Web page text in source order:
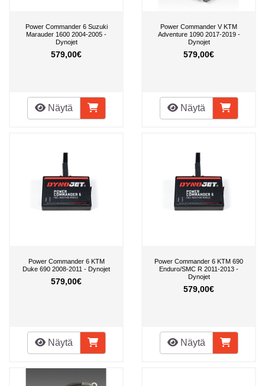
Power Commander 6 Suzuki
Marauder 1600 2004-2005 -
Dynojet
579,00€
Näytä
Power Commander V KTM
Adventure 1090 2017-2019 -
Dynojet
579,00€
Näytä
Power Commander 6 KTM
Duke 690 2008-2011 - Dynojet
579,00€
Näytä
Power Commander 6 KTM 690
Enduro/SMC R 2011-2013 -
Dynojet
579,00€
Näytä